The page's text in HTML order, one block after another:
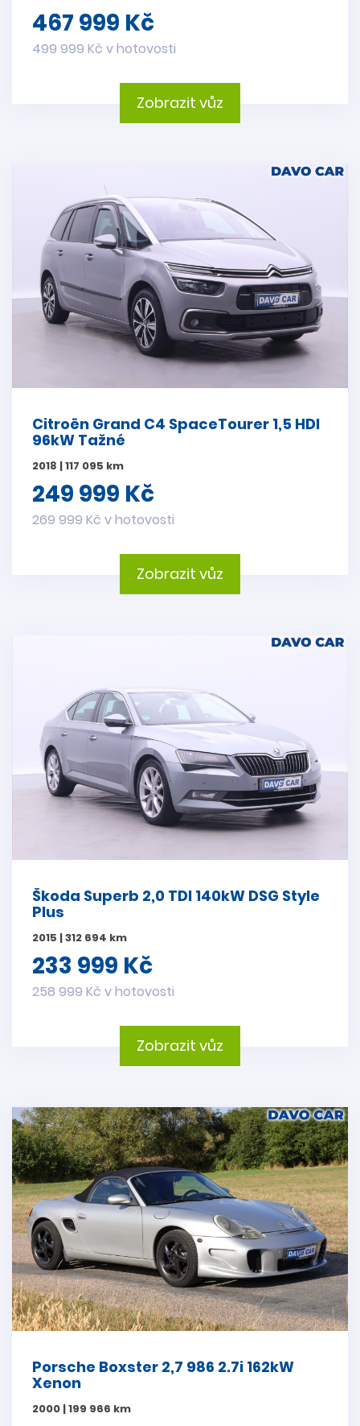
467 999 Kč
499 999 Kč v hotovosti
Zobrazit vůz
Citroën Grand C4 SpaceTourer 1,5 HDI
96kW Tažné
2018 | 117 095 km
249 999 Kč
269 999 Kč v hotovosti
Zobrazit vůz
Škoda Superb 2,0 TDI 140kW DSG Style
Plus
2015 | 312 694 km
233 999 Kč
258 999 Kč v hotovosti
Zobrazit vůz
Porsche Boxster 2,7 986 2.7i 162kW
Xenon
2000 | 199 966 km